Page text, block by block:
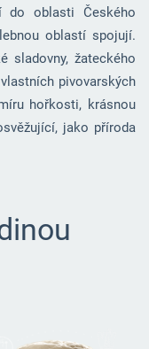
oblasti Českého
oblastí spojují.
sladovny, žateckého
pivovarských
hořkosti, krásnou
jako příroda